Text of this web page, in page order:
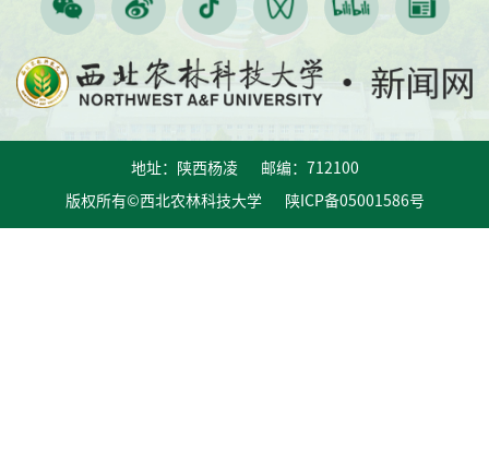
地址：陕西杨凌 邮编：712100
版权所有©西北农林科技大学 陕ICP备05001586号